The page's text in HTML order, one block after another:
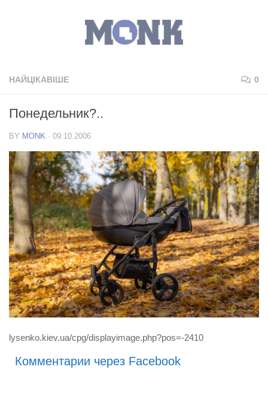
НАЙЦІКАВІШЕ 0
Понедельник?..
BY MONK · 09.10.2006
lysenko.kiev.ua/cpg/displayimage.php?pos=-2410
Комментарии через Facebook